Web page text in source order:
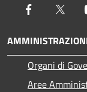
Facebook
Organi di
Aree